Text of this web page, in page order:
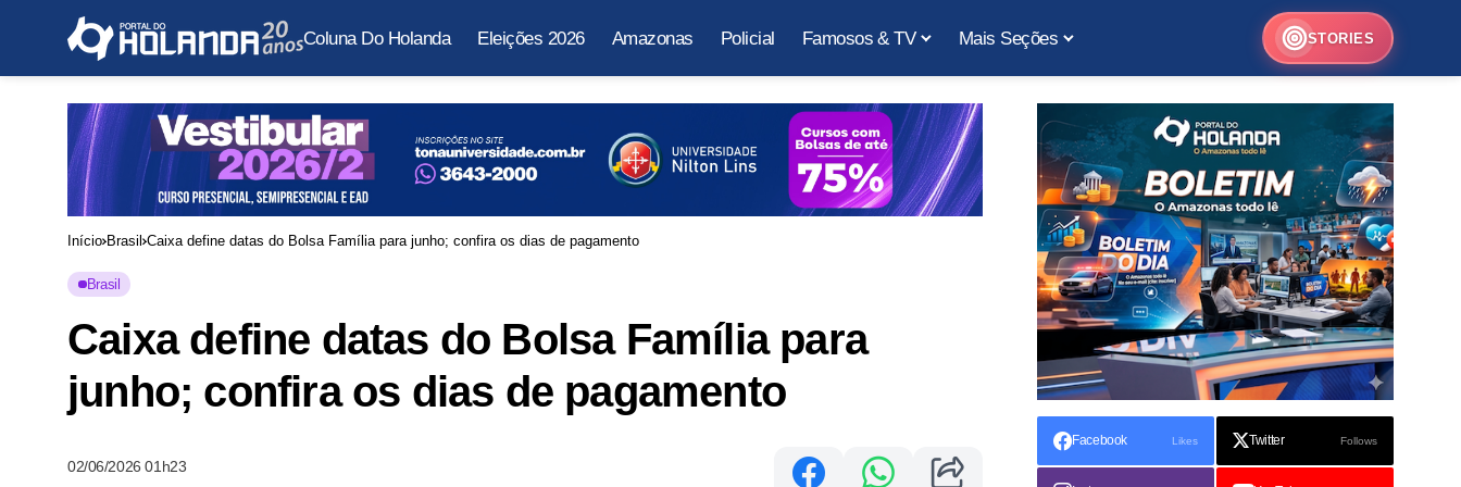
Coluna Do Holanda Eleições 2026 Amazonas Policial Famosos & TV Mais Seções STORIES
Início Brasil Caixa define datas do Bolsa Família para junho; confira os dias de pagamento
Brasil
Caixa define datas do Bolsa Família para
junho; confira os dias de pagamento
02/06/2026 01h23
Facebook Likes Twitter Follows